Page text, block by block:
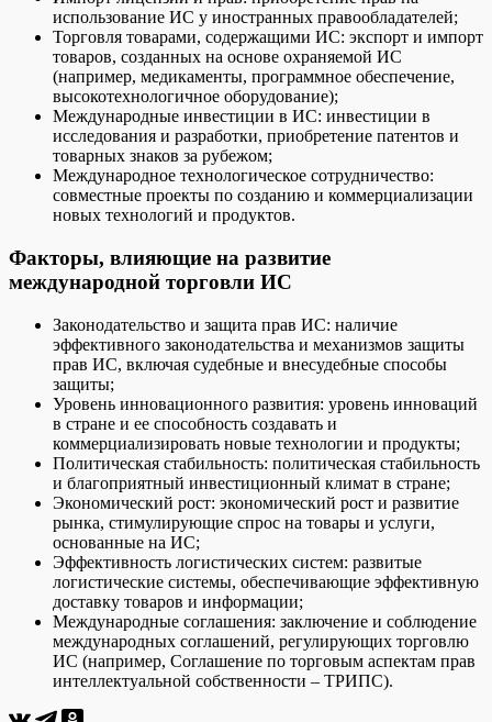
использование ИС у иностранных правообладателей;
Торговля товарами, содержащими ИС: экспорт и импорт
товаров, созданных на основе охраняемой ИС
(например, медикаменты, программное обеспечение,
высокотехнологичное оборудование);
Международные инвестиции в ИС: инвестиции в
исследования и разработки, приобретение патентов и
товарных знаков за рубежом;
Международное технологическое сотрудничество:
совместные проекты по созданию и коммерциализации
новых технологий и продуктов.
Факторы, влияющие на развитие
международной торговли ИС
Законодательство и защита прав ИС: наличие
эффективного законодательства и механизмов защиты
прав ИС, включая судебные и внесудебные способы
защиты;
Уровень инновационного развития: уровень инноваций
в стране и ее способность создавать и
коммерциализировать новые технологии и продукты;
Политическая стабильность: политическая стабильность
и благоприятный инвестиционный климат в стране;
Экономический рост: экономический рост и развитие
рынка, стимулирующие спрос на товары и услуги,
основанные на ИС;
Эффективность логистических систем: развитые
логистические системы, обеспечивающие эффективную
доставку товаров и информации;
Международные соглашения: заключение и соблюдение
международных соглашений, регулирующих торговлю
ИС (например, Соглашение по торговым аспектам прав
интеллектуальной собственности – ТРИПС).